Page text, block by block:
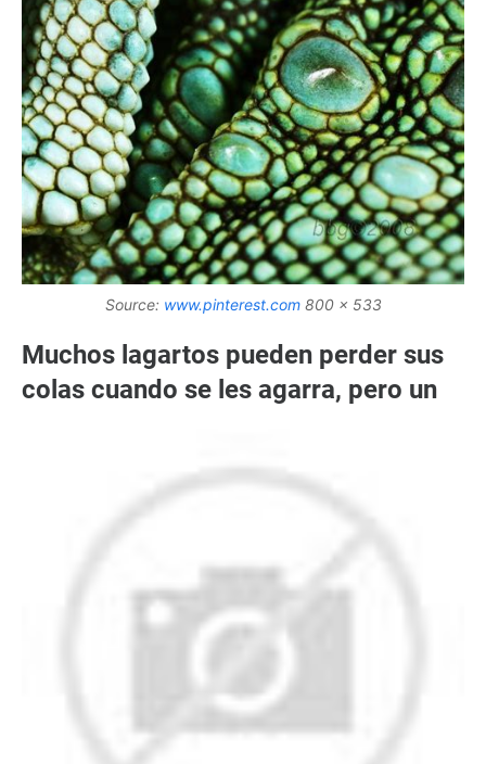
Source: www.pinterest.com800 x 533
Muchos lagartos pueden perder sus
colas cuando se les agarra, pero un